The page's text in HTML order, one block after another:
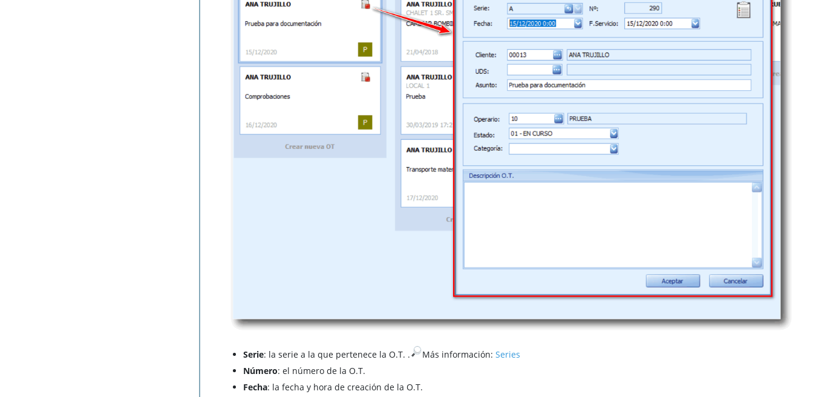
Serie: la serie a la que pertenece la O.T. . Más información: Series
Número: el número de la O.T.
Fecha: la fecha y hora de creación de la O.T.